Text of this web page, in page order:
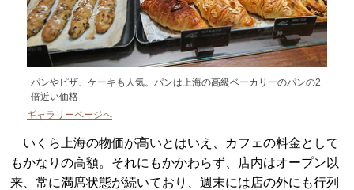
パンやピザ、ケーキも人気。パンは上海の高級ベーカリーのパンの2
倍近い価格
ギャラリーページへ
いくら上海の物価が高いとはいえ、カフェの料金として
もかなりの高額。それにもかかわらず、店内はオープン以
来、常に満席状態が続いており、週末には店の外にも行列